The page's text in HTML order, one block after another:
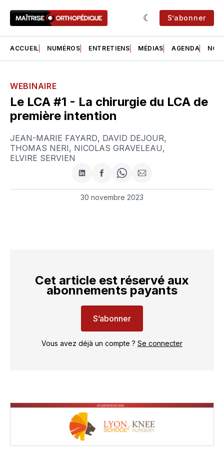
S’abonner
ACCUEIL NUMÉROS ENTRETIENS MÉDIAS AGENDA NOS
WEBINAIRE
Le LCA #1 - La chirurgie du LCA de
première intention
JEAN-MARIE FAYARD, DAVID DEJOUR,
THOMAS NERI, NICOLAS GRAVELEAU,
ELVIRE SERVIEN
Partager
sur
LinkedIn
Partager
sur
Facebook
Share
on
WhatsApp
Partager
par
courriel
30 novembre 2023
Cet article est réservé aux
abonnements payants
S’abonner
Vous avez déjà un compte ? Se connecter